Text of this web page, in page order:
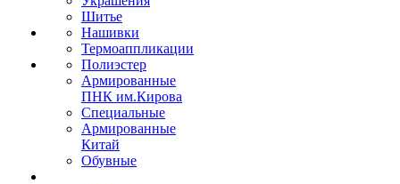
Шитье
Нашивки
Термоаппликации
Полиэстер
Армированные
ПНК им.Кирова
Специальные
Армированные
Китай
Обувные